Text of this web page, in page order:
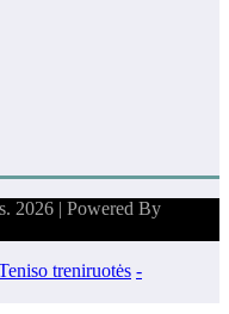
2026 | Powered By
treniruotės -